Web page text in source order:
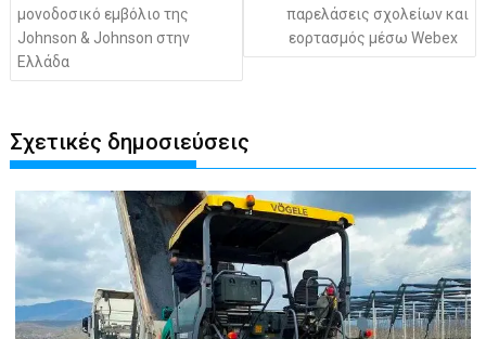
μονοδοσικό εμβόλιο της
Johnson & Johnson στην
Ελλάδα
παρελάσεις σχολείων και
εορτασμός μέσω Webex
Σχετικές δημοσιεύσεις